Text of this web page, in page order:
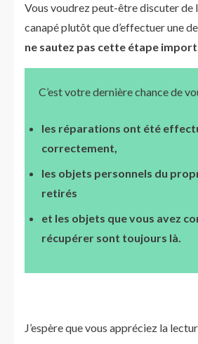
Vous voudrez peut-être discuter de
canapé plutôt que d’effectuer une
ne sautez pas cette étape
C’est votre dernière chance de
les réparations ont été
correctement,
les objets personnels du
retirés
et les objets que vous avez
récupérer sont toujours là.
J’espère que vous appréciez la